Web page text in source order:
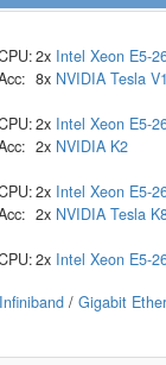
2x Intel Xeon E5-
8x NVIDIA Tesla
2x Intel Xeon E5-
2x NVIDIA K2
2x Intel Xeon E5-
2x NVIDIA Tesla
2x Intel Xeon E5-
/ Gigabit